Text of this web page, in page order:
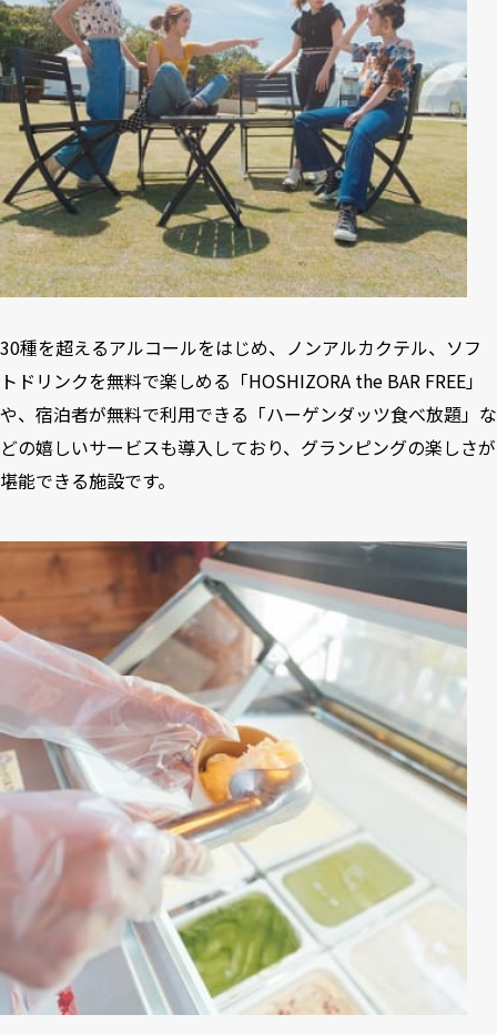
30種を超えるアルコールをはじめ、ノンアルカクテル、ソフ
トドリンクを無料で楽しめる「HOSHIZORA the BAR FREE」
や、宿泊者が無料で利用できる「ハーゲンダッツ食べ放題」な
どの嬉しいサービスも導入しており、グランピングの楽しさが
堪能できる施設です。